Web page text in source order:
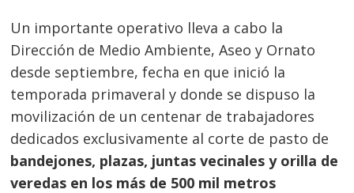
Un importante operativo lleva a cabo la
Dirección de Medio Ambiente, Aseo y Ornato
desde septiembre, fecha en que inició la
temporada primaveral y donde se dispuso la
movilización de un centenar de trabajadores
dedicados exclusivamente al corte de pasto de
bandejones, plazas, juntas vecinales y orilla de
veredas en los más de 500 mil metros